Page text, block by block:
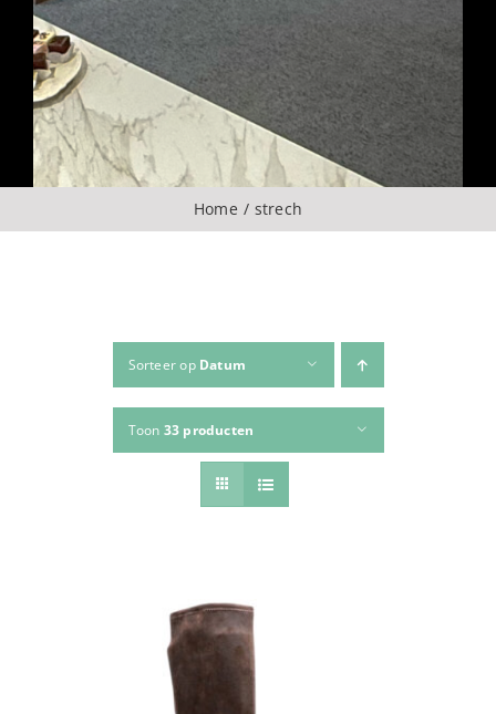
Over ons
CONTACT
Home strech
Sorteer op Datum
Toon 33 producten